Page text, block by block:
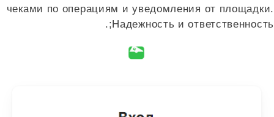
чеками по операциям и уведомления от площадки.
Надежность и ответственность;.